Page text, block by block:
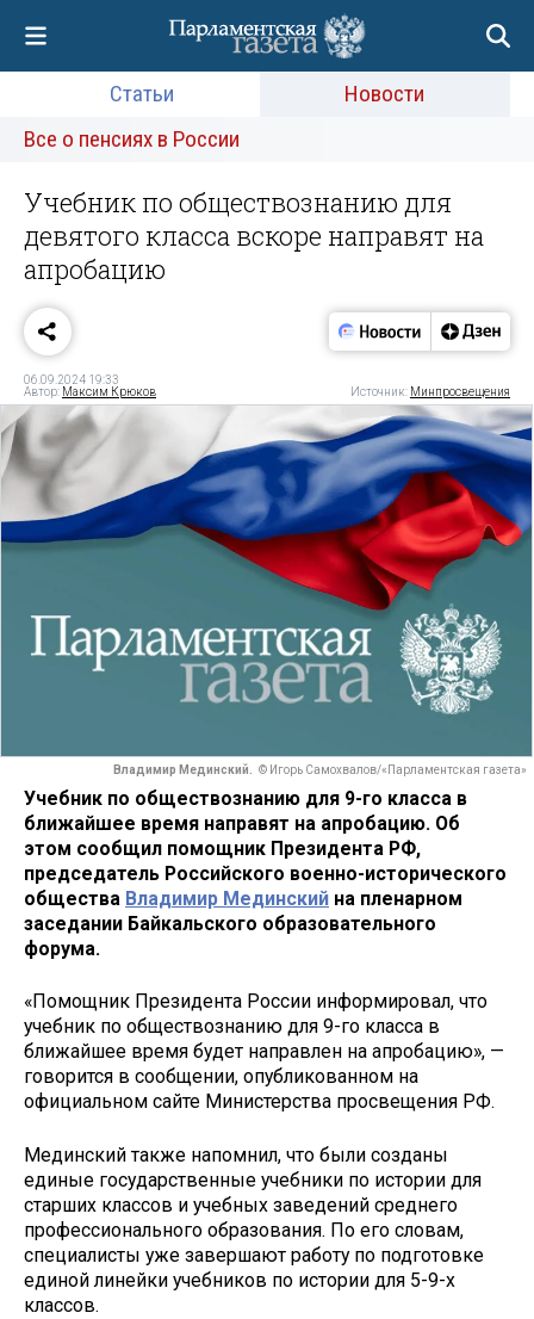
Статьи
Новости
Все о пенсиях в России
Учебник по обществознанию для
девятого класса вскоре направят на
апробацию
06.09.2024 19:33
Автор: Максим Крюков Источник: Минпросвещения
Владимир Мединский. © Игорь Самохвалов/«Парламентская газета»
Учебник по обществознанию для 9-го класса в
ближайшее время направят на апробацию. Об
этом сообщил помощник Президента РФ,
председатель Российского военно-исторического
общества Владимир Мединский на пленарном
заседании Байкальского образовательного
форума.
«Помощник Президента России информировал, что
учебник по обществознанию для 9-го класса в
ближайшее время будет направлен на апробацию», —
говорится в сообщении, опубликованном на
официальном сайте Министерства просвещения РФ.
Мединский также напомнил, что были созданы
единые государственные учебники по истории для
старших классов и учебных заведений среднего
профессионального образования. По его словам,
специалисты уже завершают работу по подготовке
единой линейки учебников по истории для 5-9-х
классов.